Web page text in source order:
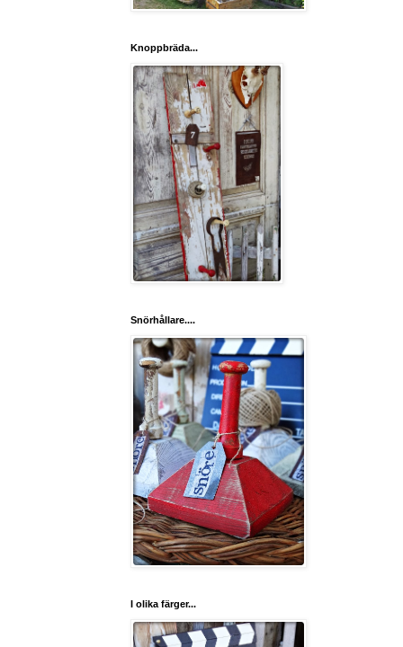
Knoppbräda...
Snörhållare....
I olika färger...